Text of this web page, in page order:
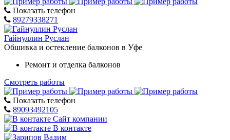
Показать телефон
89279338271
Гайнуллин Руслан
Обшивка и остекление балконов в Уфе
Ремонт и отделка балконов
Смотреть работы
Показать телефон
89093492105
Сайт компании
В контакте